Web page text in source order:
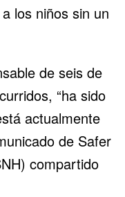
los niños sin un
de seis de
“ha sido
actualmente
de Safer
compartido